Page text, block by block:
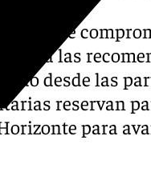
se
las
desde las
reservan
para